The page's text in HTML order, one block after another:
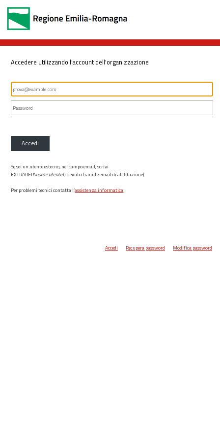
Accedere utilizzando l'account dell'organizzazione
Accedi
Se sei un utente esterno, nel campo email, scrivi
EXTRARER\nome utente(ricevuto tramite email di abilitazione)
Per problemi tecnici contatta l’assistenza informatica.
Accedi Recupera password Modifica password